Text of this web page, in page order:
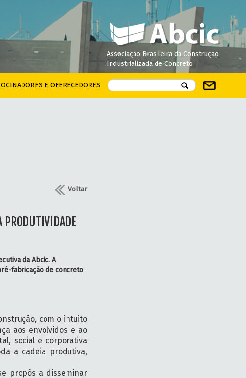
Associação Brasileira da Construção
Industrializada de Concreto
E OFERECEDORES
Voltar
PRODUTIVIDADE
da Abcic. A
fabricação de concreto
com o intuito
aos envolvidos e ao
social e corporativa
a cadeia produtiva,
propôs a disseminar